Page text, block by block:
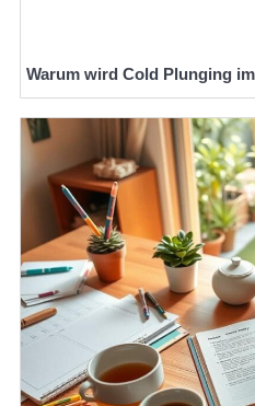
Warum wird Cold Plunging